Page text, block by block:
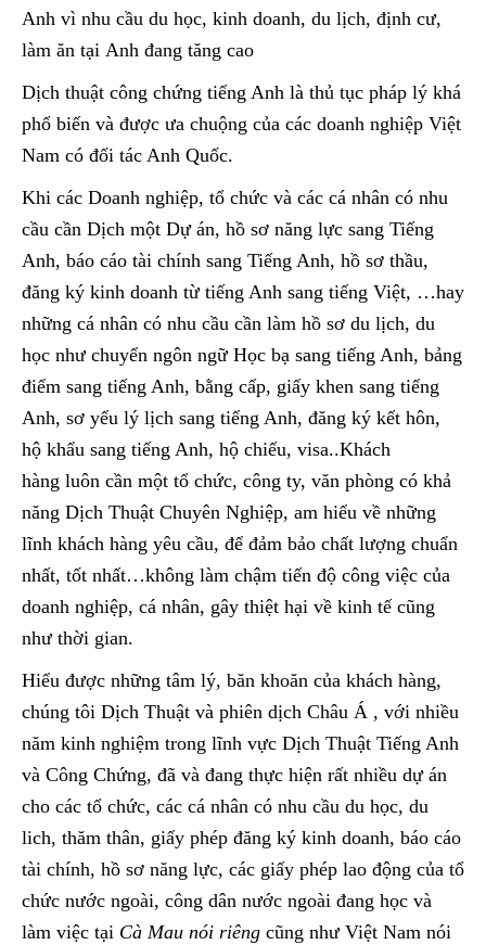
Anh vì nhu cầu du học, kinh doanh, du lịch, định cư,
làm ăn tại Anh đang tăng cao
Dịch thuật công chứng tiếng Anh là thủ tục pháp lý khá
phổ biến và được ưa chuộng của các doanh nghiệp Việt
Nam có đối tác Anh Quốc.
Khi các Doanh nghiệp, tổ chức và các cá nhân có nhu
cầu cần Dịch một Dự án, hồ sơ năng lực sang Tiếng
Anh, báo cáo tài chính sang Tiếng Anh, hồ sơ thầu,
đăng ký kinh doanh từ tiếng Anh sang tiếng Việt, …hay
những cá nhân có nhu cầu cần làm hồ sơ du lịch, du
học như chuyển ngôn ngữ Học bạ sang tiếng Anh, bảng
điểm sang tiếng Anh, bằng cấp, giấy khen sang tiếng
Anh, sơ yếu lý lịch sang tiếng Anh, đăng ký kết hôn,
hộ khẩu sang tiếng Anh, hộ chiếu, visa..Khách
hàng luôn cần một tổ chức, công ty, văn phòng có khả
năng Dịch Thuật Chuyên Nghiệp, am hiểu về những
lĩnh khách hàng yêu cầu, để đảm bảo chất lượng chuẩn
nhất, tốt nhất…không làm chậm tiến độ công việc của
doanh nghiệp, cá nhân, gây thiệt hại về kinh tế cũng
như thời gian.
Hiểu được những tâm lý, băn khoăn của khách hàng,
chúng tôi Dịch Thuật và phiên dịch Châu Á , với nhiều
năm kinh nghiệm trong lĩnh vực Dịch Thuật Tiếng Anh
và Công Chứng, đã và đang thực hiện rất nhiều dự án
cho các tổ chức, các cá nhân có nhu cầu du học, du
lich, thăm thân, giấy phép đăng ký kinh doanh, báo cáo
tài chính, hồ sơ năng lực, các giấy phép lao động của tổ
chức nước ngoài, công dân nước ngoài đang học và
làm việc tại Cà Mau nói riêng cũng như Việt Nam nói